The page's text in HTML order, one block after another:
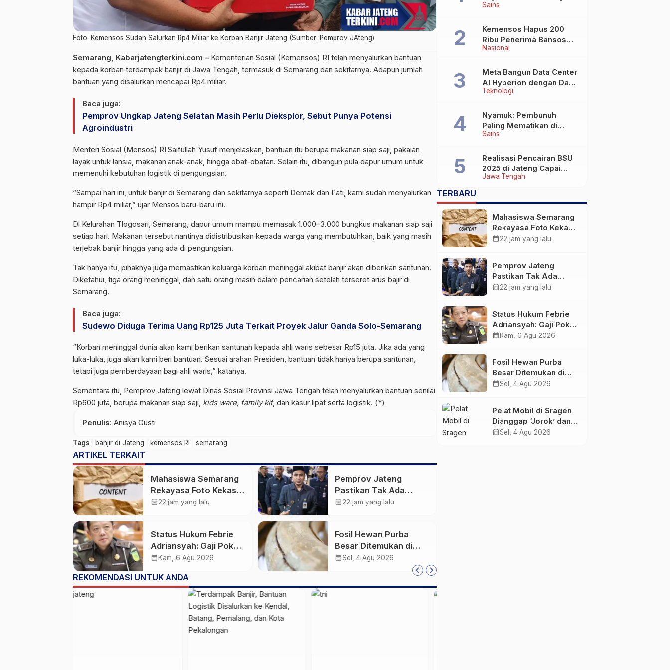
Foto: Kemensos Sudah Salurkan Rp4 Miliar ke Korban Banjir Jateng (Sumber: Pemprov JAteng)
Semarang, Kabarjatengterkini.com – Kementerian Sosial (Kemensos) RI telah menyalurkan bantuan
kepada korban terdampak banjir di Jawa Tengah, termasuk di Semarang dan sekitarnya. Adapun jumlah
bantuan yang disalurkan mencapai Rp4 miliar.
Baca juga:
Pemprov Ungkap Jateng Selatan Masih Perlu Dieksplor, Sebut Punya Potensi
Agroindustri
Menteri Sosial (Mensos) RI Saifullah Yusuf menjelaskan, bantuan itu berupa makanan siap saji, pakaian
layak untuk lansia, makanan anak-anak, hingga obat-obatan. Selain itu, dibangun pula dapur umum untuk
memenuhi kebutuhan logistik di pengungsian.
“Sampai hari ini, untuk banjir di Semarang dan sekitarnya seperti Demak dan Pati, kami sudah menyalurkan
hampir Rp4 miliar,” ujar Mensos baru-baru ini.
Di Kelurahan Tlogosari, Semarang, dapur umum mampu memasak 1.000–3.000 bungkus makanan siap saji
setiap hari. Makanan tersebut nantinya didistribusikan kepada warga yang membutuhkan, baik yang masih
terjebak banjir hingga yang ada di pengungsian.
Tak hanya itu, pihaknya juga memastikan keluarga korban meninggal akibat banjir akan diberikan santunan.
Diketahui, tiga orang meninggal, dan satu orang masih dalam pencarian setelah terseret arus bajir di
Semarang.
Baca juga:
Sudewo Diduga Terima Uang Rp125 Juta Terkait Proyek Jalur Ganda Solo-Semarang
“Korban meninggal dunia akan kami berikan santunan kepada ahli waris sebesar Rp15 juta. Jika ada yang
luka-luka, juga akan kami beri bantuan. Sesuai arahan Presiden, bantuan tidak hanya berupa santunan,
tetapi juga pemberdayaan bagi ahli waris,” katanya.
Sementara itu, Pemprov Jateng lewat Dinas Sosial Provinsi Jawa Tengah telah menyalurkan bantuan senilai
Rp600 juta, berupa makanan siap saji, kids ware, family kit, dan kasur lipat serta logistik. (*)
Penulis: Anisya Gusti
Tags banjir di Jateng kemensos RI semarang
ARTIKEL TERKAIT
Mahasiswa Semarang
Rekayasa Foto Kekasih
Jadi Konten Cabul
calendar_month22 jam yang lalu
Pemprov Jateng
Pastikan Tak Ada
Kendala Pembayaran
ke Daerah
calendar_month22 jam yang lalu
Status Hukum Febrie
Adriansyah: Gaji Pokok
50 Persen Tetap
Disetop Kejagung
calendar_month Kam, 6 Agu 2026
Fosil Hewan Purba
Besar Ditemukan di
Sungai Piji Kudus
calendar_monthSel, 4 Agu 2026
REKOMENDASI UNTUK ANDA
Sains
Wafat di Usia Lebih dari
Nasional
Kemensos Hapus 200
Ribu Penerima Bansos
yang Terlibat Judol
Teknologi
Meta Bangun Data Center
AI Hyperion dengan Daya
Komputasi 5 GW, Saingi
Sains
Nyamuk: Pembunuh
Paling Mematikan di
Dunia yang Tak Terlihat
Jawa Tengah
Realisasi Pencairan BSU
2025 di Jateng Capai
69,2 Persen
TERBARU
Mahasiswa Semarang
Rekayasa Foto Kekasih
Jadi Konten Cabul
calendar_month22 jam yang lalu
Pemprov Jateng
Pastikan Tak Ada
Kendala Pembayaran
Transfer ke Daerah
calendar_month22 jam yang lalu
Status Hukum Febrie
Adriansyah: Gaji Pokok
50 Persen Tetap
calendar_month Kam, 6 Agu 2026
Fosil Hewan Purba
Besar Ditemukan di
Sungai Piji Kudus
calendar_monthSel, 4 Agu 2026
Pelat Mobil di Sragen
Dianggap ‘Jorok’ dan
Tak Sesuai Standar,
calendar_monthSel, 4 Agu 2026